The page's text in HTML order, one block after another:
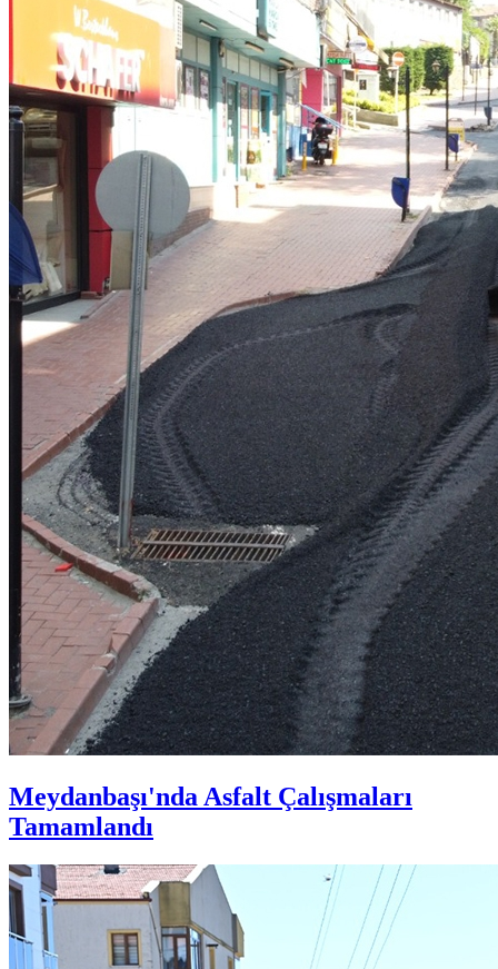
Meydanbaşı'nda Asfalt Çalışmaları
Tamamlandı